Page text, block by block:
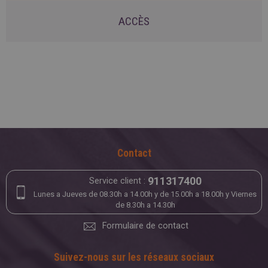
ACCÈS
Contact
Service client : 911317400
Lunes a Jueves de 08.30h a 14.00h y de 15.00h a 18.00h y Viernes
de 8.30h a 14.30h
Formulaire de contact
Suivez-nous sur les réseaux sociaux